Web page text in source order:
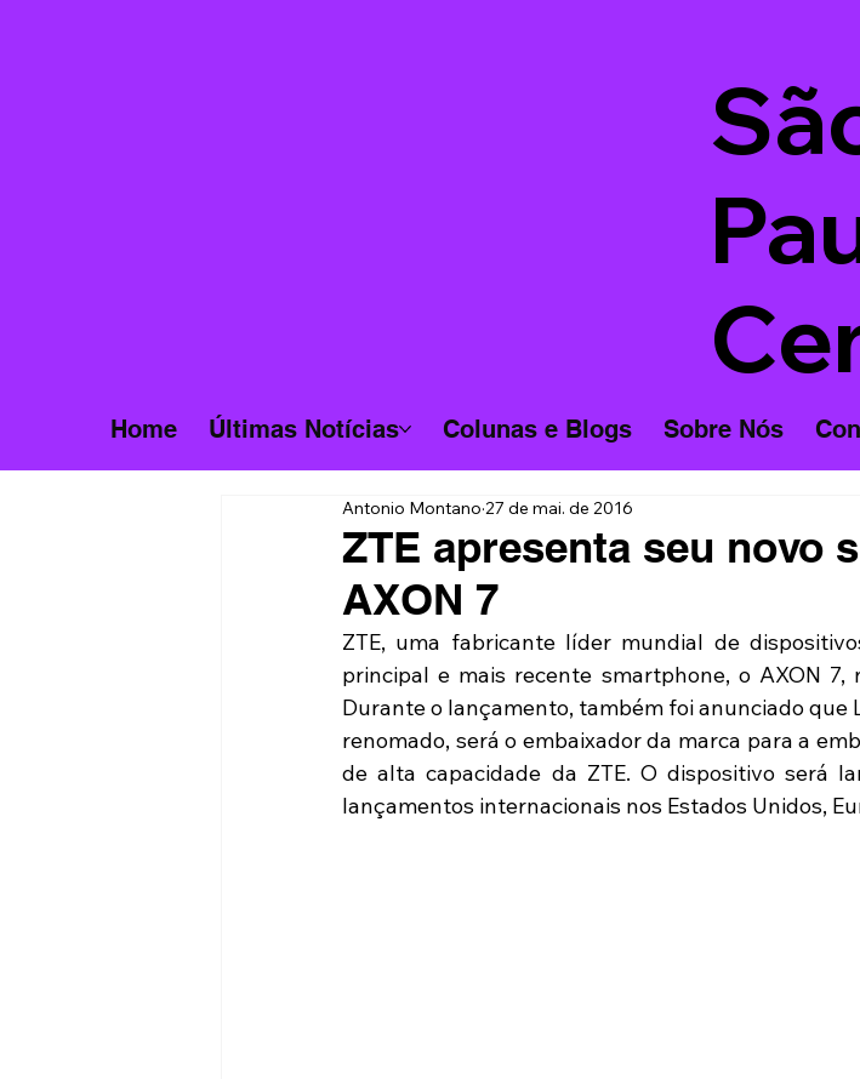
Home Últimas Notícias Colunas e Blogs Sobre Nós
ZTE apresenta seu novo
AXON 7
Antonio Montano 27 de mai. de 2016
ZTE, uma fabricante líder mundial de
principal e mais recente smartphone, o AXON
Durante o lançamento, também foi anunciado
renomado, será o embaixador da marca para a
de alta capacidade da ZTE. O dispositivo será
lançamentos internacionais nos Estados Unidos,